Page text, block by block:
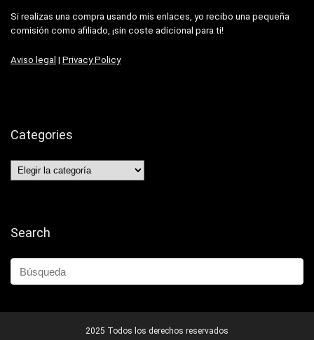
Si realizas una compra usando mis enlaces, yo recibo una pequeña
comisión como afiliado, ¡sin coste adicional para ti!
Aviso legal | Privacy Policy
Categories
Categories
Search
2025 Todos los derechos reservados